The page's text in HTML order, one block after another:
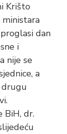
Krišto
ministara
dan
i
nije se
a
drugu
BiH, dr.